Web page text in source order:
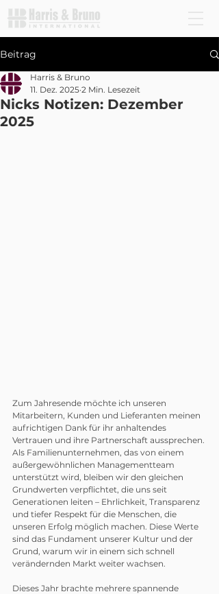
Beitrag
Nicks Notizen: Dezember
2025
Harris & Bruno
11. Dez. 2025 2 Min. Lesezeit
Zum Jahresende möchte ich unseren
Mitarbeitern, Kunden und Lieferanten meinen
aufrichtigen Dank für ihr anhaltendes
Vertrauen und ihre Partnerschaft aussprechen.
Als Familienunternehmen, das von einem
außergewöhnlichen Managementteam
unterstützt wird, bleiben wir den gleichen
Grundwerten verpflichtet, die uns seit
Generationen leiten – Ehrlichkeit, Transparenz
und tiefer Respekt für die Menschen, die
unseren Erfolg möglich machen. Diese Werte
sind das Fundament unserer Kultur und der
Grund, warum wir in einem sich schnell
verändernden Markt weiter wachsen.
Dieses Jahr brachte mehrere spannende